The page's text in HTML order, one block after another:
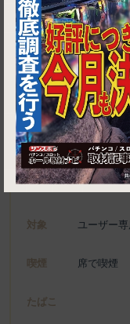
東京都中央区日本橋3-
施設名 古寿茂
電話 03-3281-
種別 ユーザー
対象 ユーザー
喫煙 席で喫煙
たばこ